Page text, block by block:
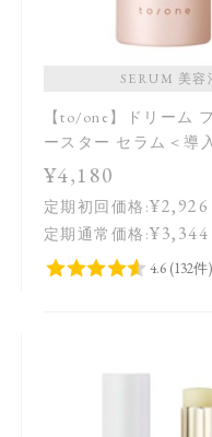
SERUM 美容
【to/one】ドリーム
ースター セラム＜導
¥4,180
定期初回価格:¥2,926
定期通常価格:¥3,344